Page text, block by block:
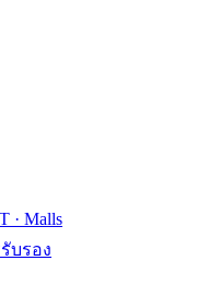
· Malls
บรอง